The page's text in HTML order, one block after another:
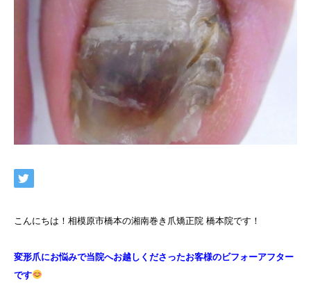
こんにちは！相模原市橋本の湘南巻き爪矯正院 橋本院です！
変形爪にお悩みで当院へお越しくださったお客様のビフォーアフター
です
告知/SNS